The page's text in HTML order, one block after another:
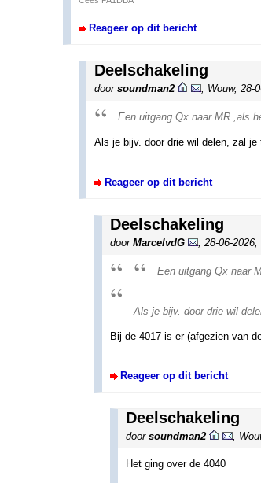
Reageer op dit bericht
Deelschakeling
door soundman2 , Wouw, 28-
Een uitgang Qx naar MR ,als
Als je bijv. door drie wil delen, zal
Reageer op dit bericht
Deelschakeling
door MarcelvdG 28-06-2026,
Een uitgang Qx naar
Als je bijv. door drie wil
Bij de 4017 is er (afgezien van
Reageer op dit bericht
Deelschakeling
door soundman2
Het ging over de 4040